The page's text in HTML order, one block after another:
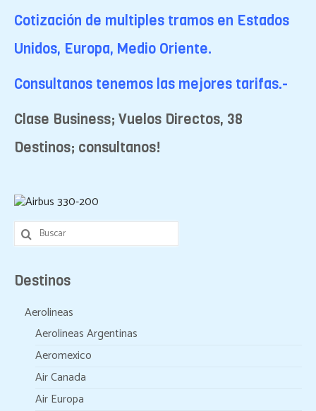
Cotización de multiples tramos en Estados
Unidos, Europa, Medio Oriente.
Consultanos tenemos las mejores tarifas.-
Clase Business; Vuelos Directos, 38
Destinos; consultanos!
Buscar
por:
Destinos
Aerolineas
Aerolineas Argentinas
Aeromexico
Air Canada
Air Europa